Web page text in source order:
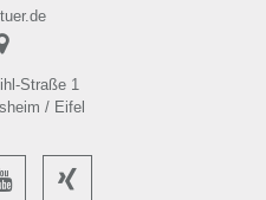
Straße 1
/ Eifel